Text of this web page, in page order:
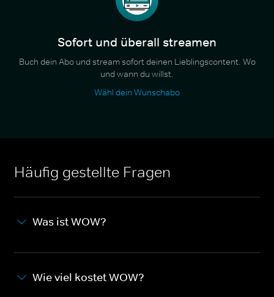
Sofort und überall streamen
Buch dein Abo und stream sofort deinen Lieblingscontent. Wo
und wann du willst.
Wähl dein Wunschabo
Häufig gestellte Fragen
Was ist WOW?
Wie viel kostet WOW?